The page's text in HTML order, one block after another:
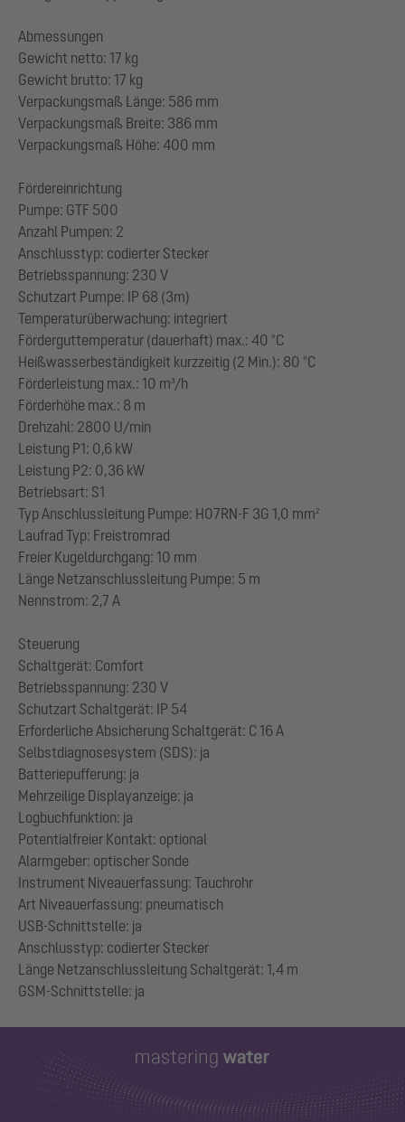
Abmessungen
Gewicht netto: 17 kg
Gewicht brutto: 17 kg
Verpackungsmaß Länge: 586 mm
Verpackungsmaß Breite: 386 mm
Verpackungsmaß Höhe: 400 mm
Fördereinrichtung
Pumpe: GTF 500
Anzahl Pumpen: 2
Anschlusstyp: codierter Stecker
Betriebsspannung: 230 V
Schutzart Pumpe: IP 68 (3m)
Temperaturüberwachung: integriert
Förderguttemperatur (dauerhaft) max.: 40 °C
Heißwasserbeständigkeit kurzzeitig (2 Min.): 80 °C
Förderleistung max.: 10 m³/h
Förderhöhe max.: 8 m
Drehzahl: 2800 U/min
Leistung P1: 0,6 kW
Leistung P2: 0,36 kW
Betriebsart: S1
Typ Anschlussleitung Pumpe: H07RN-F 3G 1,0 mm²
Laufrad Typ: Freistromrad
Freier Kugeldurchgang: 10 mm
Länge Netzanschlussleitung Pumpe: 5 m
Nennstrom: 2,7 A
Steuerung
Schaltgerät: Comfort
Betriebsspannung: 230 V
Schutzart Schaltgerät: IP 54
Erforderliche Absicherung Schaltgerät: C 16 A
Selbstdiagnosesystem (SDS): ja
Batteriepufferung: ja
Mehrzeilige Displayanzeige: ja
Logbuchfunktion: ja
Potentialfreier Kontakt: optional
Alarmgeber: optischer Sonde
Instrument Niveauerfassung: Tauchrohr
Art Niveauerfassung: pneumatisch
USB-Schnittstelle: ja
Anschlusstyp: codierter Stecker
Länge Netzanschlussleitung Schaltgerät: 1,4 m